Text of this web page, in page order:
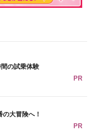
の試乗体験
PR
大冒険へ！
PR